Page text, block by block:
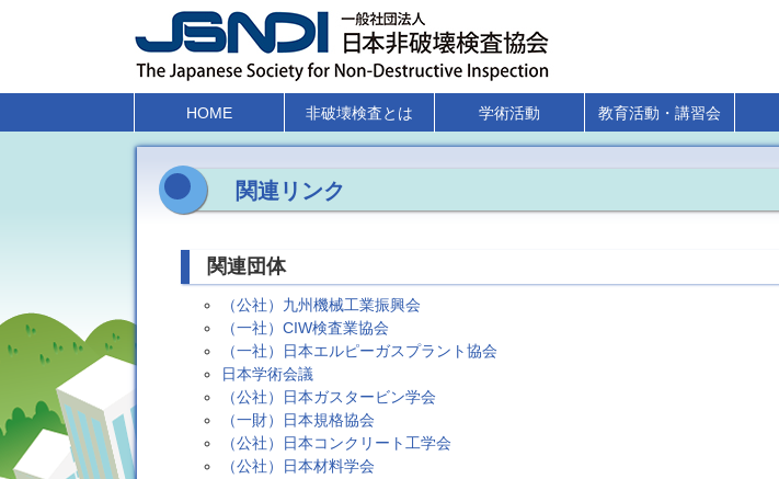
HOME 非破壊検査とは 学術活動 教育活動・講習会
関連リンク
関連団体
（公社）九州機械工業振興会
（一社）CIW検査業協会
（一社）日本エルピーガスプラント協会
日本学術会議
（公社）日本ガスタービン学会
（一財）日本規格協会
（公社）日本コンクリート工学会
（公社）日本材料学会